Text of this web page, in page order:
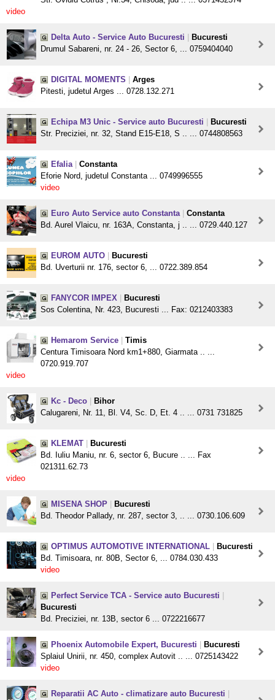
video
Delta Auto - Service Auto Bucuresti
Bucuresti
Drumul Sabareni, nr. 24 - 26, Sector 6, ... 0759404040
DIGITAL MOMENTS
Arges
Pitesti, judetul Arges ... 0728.132.271
Echipa M3 Unic - Service auto Bucuresti
Bucuresti
Str. Preciziei, nr. 32, Stand E15-E18, S .. ... 0744808563
Efalia
Constanta
Eforie Nord, judetul Constanta ... 0749996555
video
Euro Auto Service auto Constanta
Constanta
Bd. Aurel Vlaicu, nr. 163A, Constanta, j .. ... 0729.440.127
EUROM AUTO
Bucuresti
Bd. Uverturii nr. 176, sector 6, ... 0722.389.854
FANYCOR IMPEX
Bucuresti
Sos Colentina, Nr. 423, Bucuresti ... Fax: 0212403383
Hemarom Service
Timis
Centura Timisoara Nord km1+880, Giarmata .. ...
0720.919.707
video
Kc - Deco
Bihor
Calugareni, Nr. 11, Bl. V4, Sc. D, Et. 4 .. ... 0731 731825
KLEMAT
Bucuresti
Bd. Iuliu Maniu, nr. 6, sector 6, Bucure .. ... Fax
021311.62.73
video
MISENA SHOP
Bucuresti
Bd. Theodor Pallady, nr. 287, sector 3, .. ... 0730.106.609
OPTIMUS AUTOMOTIVE INTERNATIONAL
Bucuresti
Bd. Timisoara, nr. 80B, Sector 6, ... 0784.030.433
video
Perfect Service TCA - Service auto Bucuresti
Bucuresti
Bd. Preciziei, nr. 13B, sector 6 ... 0722216677
Phoenix Automobile Expert, Bucuresti
Bucuresti
Splaiul Unirii, nr. 450, complex Autovit .. ... 0725143422
video
Reparatii AC Auto - climatizare auto Bucuresti